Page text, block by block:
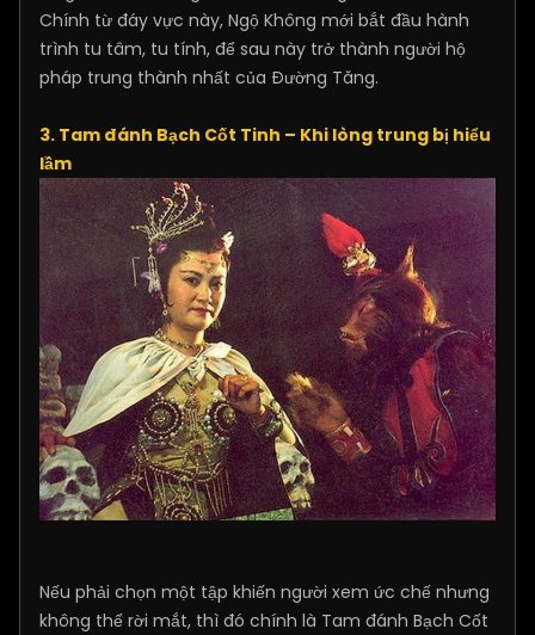
Chính từ đáy vực này, Ngộ Không mới bắt đầu hành
trình tu tâm, tu tính, để sau này trở thành người hộ
pháp trung thành nhất của Đường Tăng.
3. Tam đánh Bạch Cốt Tinh – Khi lòng trung bị hiểu
lầm
Nếu phải chọn một tập khiến người xem ức chế nhưng
không thể rời mắt, thì đó chính là Tam đánh Bạch Cốt